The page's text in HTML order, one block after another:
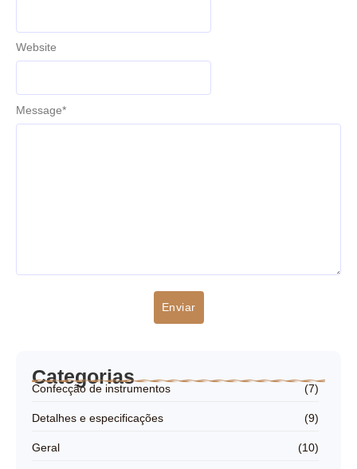
Message*
Website
Categorias
Confecção de instrumentos (7)
Detalhes e especificações (9)
Geral (10)